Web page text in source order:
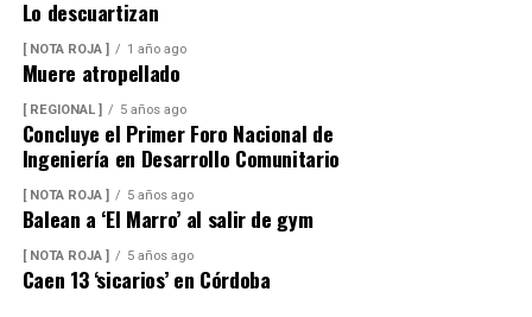
La unidad involucrada fue asegurada y puesta a
disposición de la autoridad ministerial, que integró la
carpeta de investigación correspondiente para localizar
al conductor y determinar su responsabilidad en el
atropellamiento.
Las maniobras periciales obligaron al cierre parcial de la
circulación en ese sector del centro de la ciudad durante
Lo descuartizan
[ NOTA ROJA ] 1 año ago
Muere atropellado
[ REGIONAL ] 5 años ago
Concluye el Primer Foro Nacional de
Ingeniería en Desarrollo Comunitario
[ NOTA ROJA ] 5 años ago
Balean a ‘El Marro’ al salir de gym
[ NOTA ROJA ] 5 años ago
Caen 13 ‘sicarios’ en Córdoba